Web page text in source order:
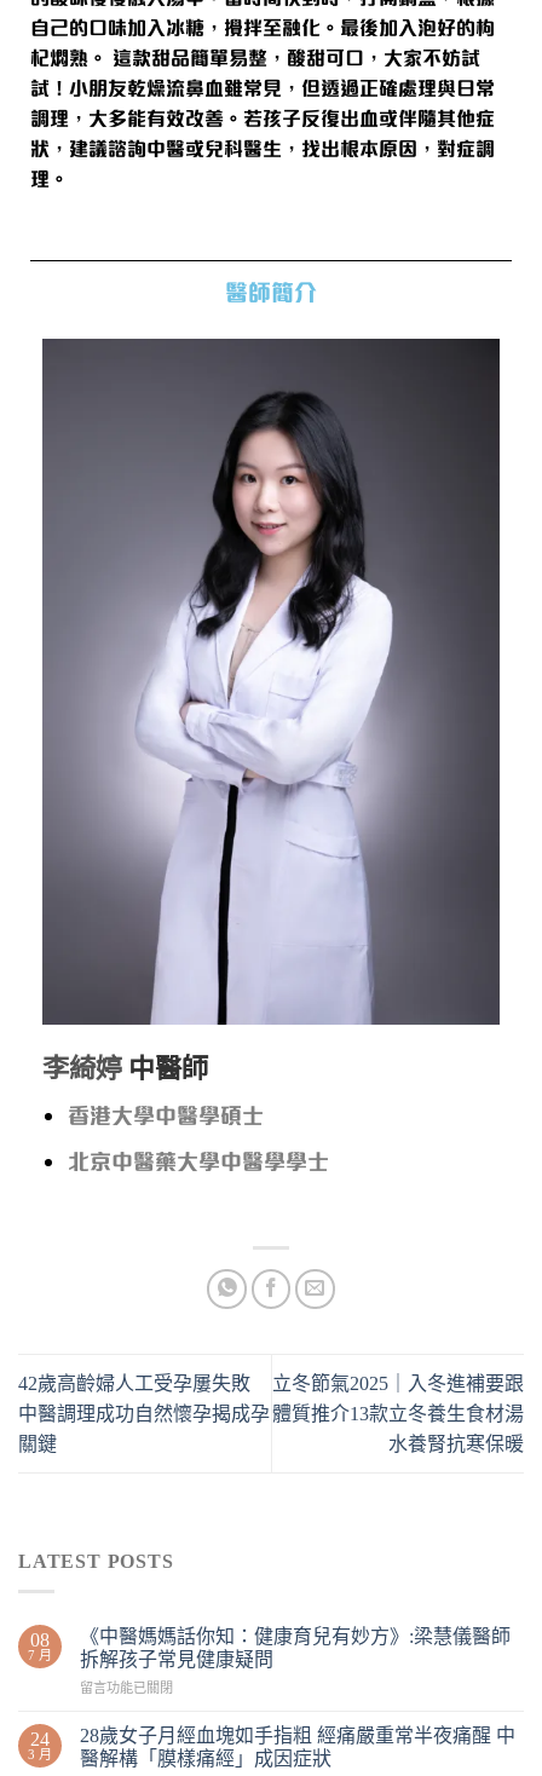
自己的口味加入冰糖，攪拌至融化。最後加入泡好的枸
杞燜熟。 這款甜品簡單易整，酸甜可口，大家不妨試
試！小朋友乾燥流鼻血雖常見，但透過正確處理與日常
調理，大多能有效改善。若孩子反復出血或伴隨其他症
狀，建議諮詢中醫或兒科醫生，找出根本原因，對症調
理。
醫師簡介
李綺婷 中醫師
香港大學中醫學碩士
北京中醫藥大學中醫學學士
42歲高齡婦人工受孕屢失敗
中醫調理成功自然懷孕揭成孕
關鍵
立冬節氣2025｜入冬進補要跟
體質推介13款立冬養生食材湯
水養腎抗寒保暖
LATEST POSTS
08
7 月
《中醫媽媽話你知：健康育兒有妙方》:梁慧儀醫師
拆解孩子常見健康疑問
留言功能已關閉
24
3 月
28歲女子月經血塊如手指粗 經痛嚴重常半夜痛醒 中
醫解構「膜樣痛經」成因症狀